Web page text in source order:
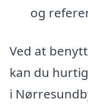
og
Ved at
kan du
i